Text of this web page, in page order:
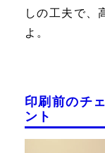
しの工夫で、
よ。
印刷前のチ
ント